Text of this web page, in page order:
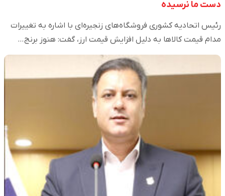
دست ما نرسیده
رئیس اتحادیه کشوری فروشگاه‌های زنجیره‌ای با اشاره به تغییرات
مدام قیمت کالا‌ها به دلیل افزایش قیمت ارز، گفت: هنوز برنج…